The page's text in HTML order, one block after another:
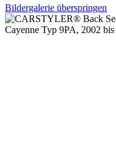
Bildergalerie überspringen